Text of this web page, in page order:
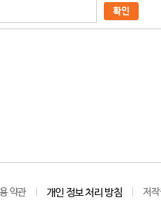
확인
약관 개인 정보 처리 방침 저